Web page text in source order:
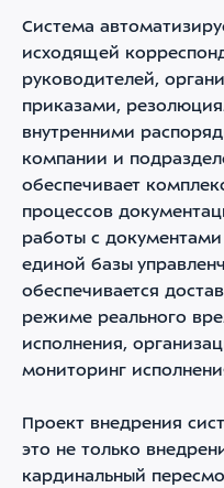
Система
исходящей
руководителей,
приказами,
внутренними
компании и
обеспечивает
процессов
работы с
единой базы
обеспечивается
режиме реального
исполнения,
мониторинг
Проект внедрения
это не только
кардинальный